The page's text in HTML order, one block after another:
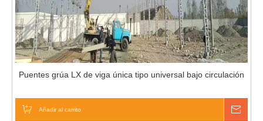
Puentes grúa LX de viga única tipo universal bajo circulación
Añadir al carrito